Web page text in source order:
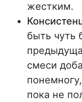
жестким.
быть чуть
смеси
пока не